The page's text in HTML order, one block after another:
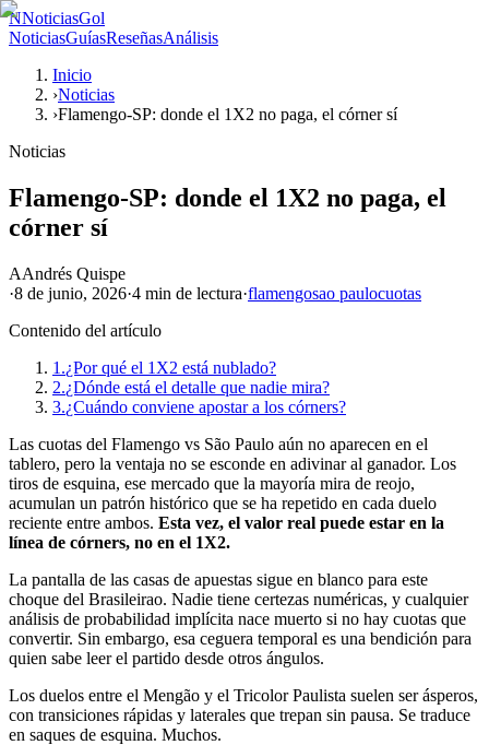
NNoticiasGol
NoticiasGuíasReseñasAnálisis
Inicio
›Noticias
›Flamengo-SP: donde el 1X2 no paga, el córner sí
Noticias
Flamengo-SP: donde el 1X2 no paga, el
córner sí
AAndrés Quispe
·8 de junio, 2026·4 min de lectura·flamengosao paulocuotas
Contenido del artículo
1.¿Por qué el 1X2 está nublado?
2.¿Dónde está el detalle que nadie mira?
3.¿Cuándo conviene apostar a los córners?
Las cuotas del Flamengo vs São Paulo aún no aparecen en el
tablero, pero la ventaja no se esconde en adivinar al ganador. Los
tiros de esquina, ese mercado que la mayoría mira de reojo,
acumulan un patrón histórico que se ha repetido en cada duelo
reciente entre ambos. Esta vez, el valor real puede estar en la
línea de córners, no en el 1X2.
La pantalla de las casas de apuestas sigue en blanco para este
choque del Brasileirao. Nadie tiene certezas numéricas, y cualquier
análisis de probabilidad implícita nace muerto si no hay cuotas que
convertir. Sin embargo, esa ceguera temporal es una bendición para
quien sabe leer el partido desde otros ángulos.
Los duelos entre el Mengão y el Tricolor Paulista suelen ser ásperos,
con transiciones rápidas y laterales que trepan sin pausa. Se traduce
en saques de esquina. Muchos.